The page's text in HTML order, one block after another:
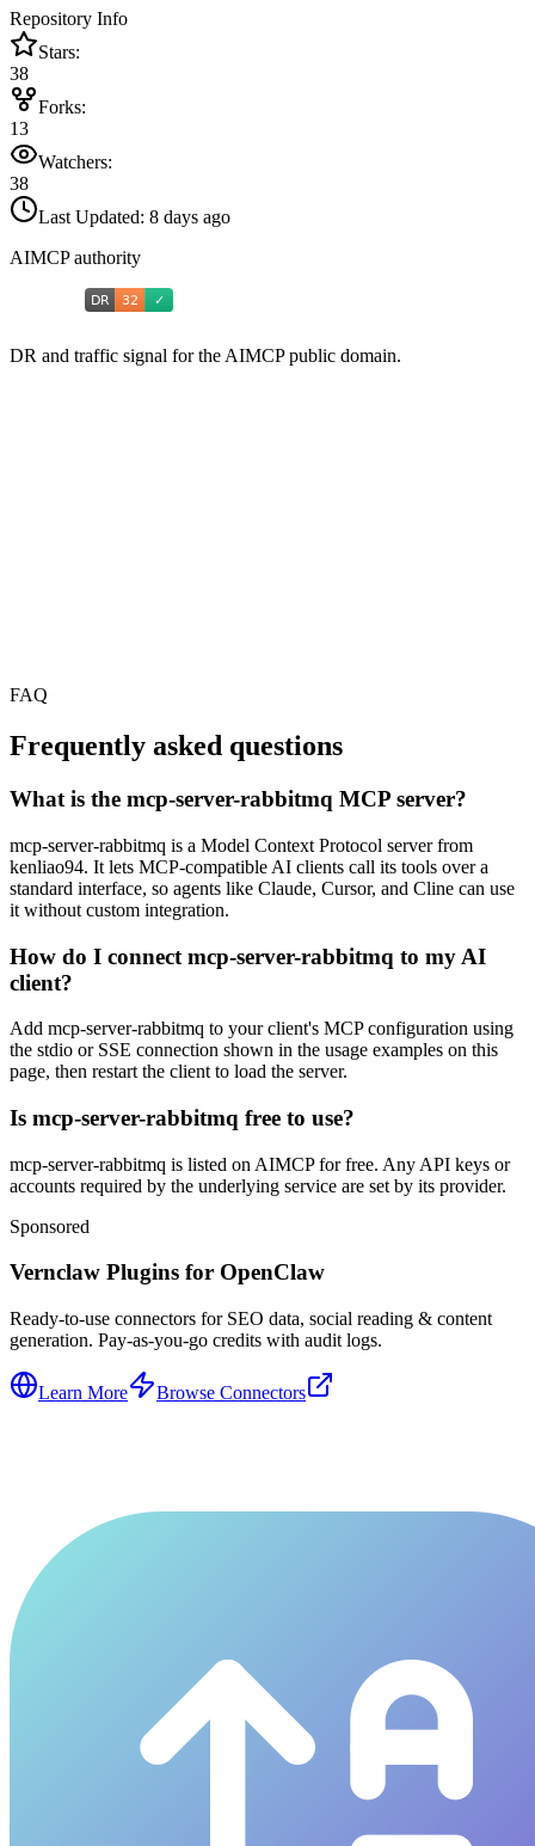
Repository Info
Stars:
38
Forks:
13
Watchers:
38
Last Updated: 8 days ago
AIMCP authority
DR and traffic signal for the AIMCP public domain.
FAQ
Frequently asked questions
What is the mcp-server-rabbitmq MCP server?
mcp-server-rabbitmq is a Model Context Protocol server from
kenliao94. It lets MCP-compatible AI clients call its tools over a
standard interface, so agents like Claude, Cursor, and Cline can use
it without custom integration.
How do I connect mcp-server-rabbitmq to my AI
client?
Add mcp-server-rabbitmq to your client's MCP configuration using
the stdio or SSE connection shown in the usage examples on this
page, then restart the client to load the server.
Is mcp-server-rabbitmq free to use?
mcp-server-rabbitmq is listed on AIMCP for free. Any API keys or
accounts required by the underlying service are set by its provider.
Sponsored
Vernclaw Plugins for OpenClaw
Ready-to-use connectors for SEO data, social reading & content
generation. Pay-as-you-go credits with audit logs.
Learn More Browse Connectors